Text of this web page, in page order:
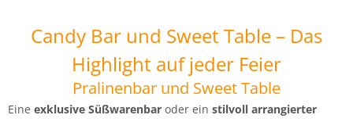
Candy Bar und Sweet Table – Das
Highlight auf jeder Feier
Pralinenbar und Sweet Table
Eine exklusive Süßwarenbar oder ein stilvoll arrangierter